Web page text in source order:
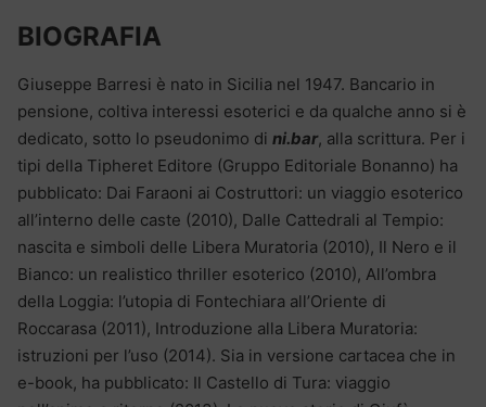
BIOGRAFIA
Giuseppe Barresi è nato in Sicilia nel 1947. Bancario in
pensione, coltiva interessi esoterici e da qualche anno si è
dedicato, sotto lo pseudonimo di ni.bar, alla scrittura. Per i
tipi della Tipheret Editore (Gruppo Editoriale Bonanno) ha
pubblicato: Dai Faraoni ai Costruttori: un viaggio esoterico
all’interno delle caste (2010), Dalle Cattedrali al Tempio:
nascita e simboli delle Libera Muratoria (2010), Il Nero e il
Bianco: un realistico thriller esoterico (2010), All’ombra
della Loggia: l’utopia di Fontechiara all’Oriente di
Roccarasa (2011), Introduzione alla Libera Muratoria:
istruzioni per l’uso (2014). Sia in versione cartacea che in
e-book, ha pubblicato: Il Castello di Tura: viaggio